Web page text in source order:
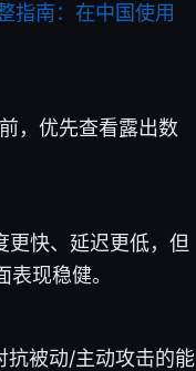
指南：在中国使用
，优先查看露出数
快、延迟更低，但
现稳健。
抗被动/主动攻击的能